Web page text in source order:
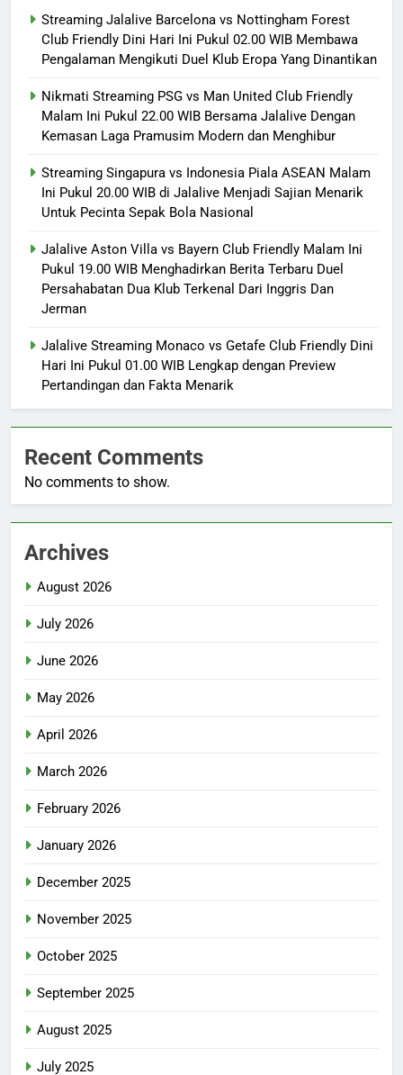
Streaming Jalalive Barcelona vs Nottingham Forest
Club Friendly Dini Hari Ini Pukul 02.00 WIB Membawa
Pengalaman Mengikuti Duel Klub Eropa Yang Dinantikan
Nikmati Streaming PSG vs Man United Club Friendly
Malam Ini Pukul 22.00 WIB Bersama Jalalive Dengan
Kemasan Laga Pramusim Modern dan Menghibur
Streaming Singapura vs Indonesia Piala ASEAN Malam
Ini Pukul 20.00 WIB di Jalalive Menjadi Sajian Menarik
Untuk Pecinta Sepak Bola Nasional
Jalalive Aston Villa vs Bayern Club Friendly Malam Ini
Pukul 19.00 WIB Menghadirkan Berita Terbaru Duel
Persahabatan Dua Klub Terkenal Dari Inggris Dan
Jerman
Jalalive Streaming Monaco vs Getafe Club Friendly Dini
Hari Ini Pukul 01.00 WIB Lengkap dengan Preview
Pertandingan dan Fakta Menarik
Recent Comments
No comments to show.
Archives
August 2026
July 2026
June 2026
May 2026
April 2026
March 2026
February 2026
January 2026
December 2025
November 2025
October 2025
September 2025
August 2025
July 2025